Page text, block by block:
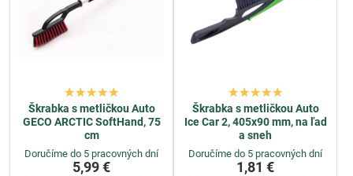
Škrabka s metličkou Auto
GECO ARCTIC SoftHand, 75
cm
Doručíme do 5 pracovných dní
5,99 €
Škrabka s metličkou Auto
Ice Car 2, 405x90 mm, na ľad
a sneh
Doručíme do 5 pracovných dní
1,81 €